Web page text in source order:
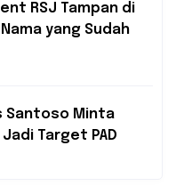
RSJ Tampan di
yang Sudah
Santoso Minta
Target PAD